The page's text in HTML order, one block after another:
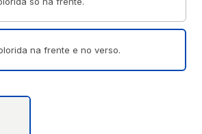
na frente e no verso.